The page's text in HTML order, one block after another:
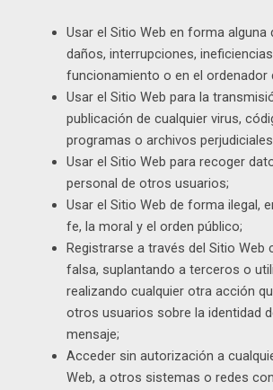
Usar el Sitio Web en forma alguna
daños, interrupciones,
funcionamiento o en el ordenador
Usar el Sitio Web para la
publicación de cualquier virus,
programas o archivos
Usar el Sitio Web para recoger
personal de otros usuarios;
Usar el Sitio Web de forma ilegal,
fe, la moral y el orden público;
Registrarse a través del Sitio Web
falsa, suplantando a terceros o
realizando cualquier otra acción
otros usuarios sobre la identidad
mensaje;
Acceder sin autorización a
Web, a otros sistemas o redes